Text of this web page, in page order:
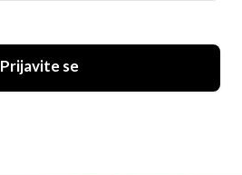
Prijavite se